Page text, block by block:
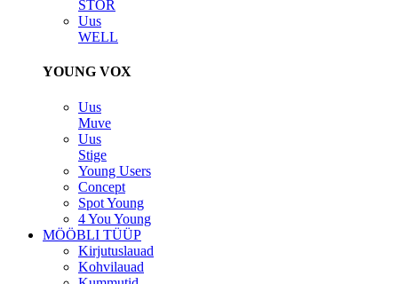
STOR
Uus
WELL
YOUNG VOX
Uus
Muve
Uus
Stige
Young Users
Concept
Spot Young
4 You Young
MÖÖBLI TÜÜP
Kirjutuslauad
Kohvilauad